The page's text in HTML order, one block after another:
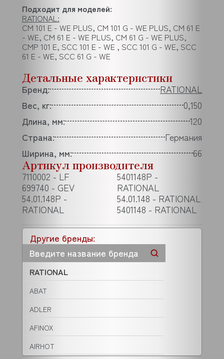
Другие бренды:
RATIONAL
ABAT
ADLER
AFINOX
AIRHOT
Подходит для моделей:
RATIONAL:
CM 101 E - WE PLUS, CM 101 G - WE PLUS, CM 61 E
- WE, CM 61 E - WE PLUS, CM 61 G - WE PLUS,
CMP 101 E, SCC 101 E - WE , SCC 101 G - WE, SCC
61 E - WE, SCC 61 G - WE
Детальные характеристики
Бренд:
RATIONAL
Вес, кг:
0,150
Длина, мм:
120
Страна:
Германия
Ширина, мм:
66
Артикул производителя
7110002 - LF
699740 - GEV
54.01.148P -
RATIONAL
5401148P -
RATIONAL
54.01.148 - RATIONAL
5401148 - RATIONAL